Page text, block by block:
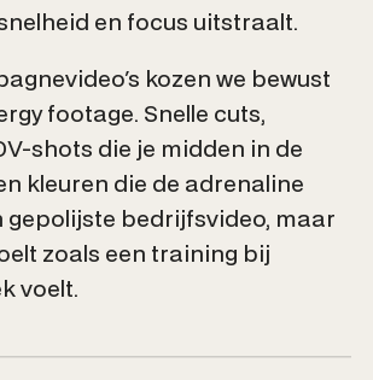
en focus uitstraalt.
kozen we bewust
footage. Snelle cuts,
shots die je midden in de
kleuren die de adrenaline
gepolijste bedrijfsvideo, maar
zoals een training bij
voelt.